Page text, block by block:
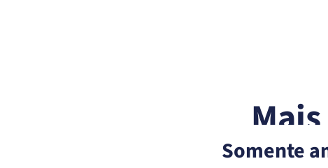
Somente